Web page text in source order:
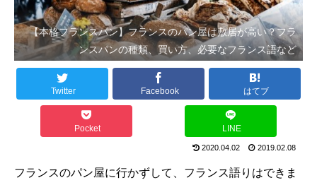
【本格フランスパン】フランスのパン屋は敷居が高い？フラ
ンスパンの種類、買い方、必要なフランス語など
Twitter Facebook はてブ
Pocket LINE
2020.04.02 2019.02.08
フランスのパン屋に行かずして、フランス語りはできま